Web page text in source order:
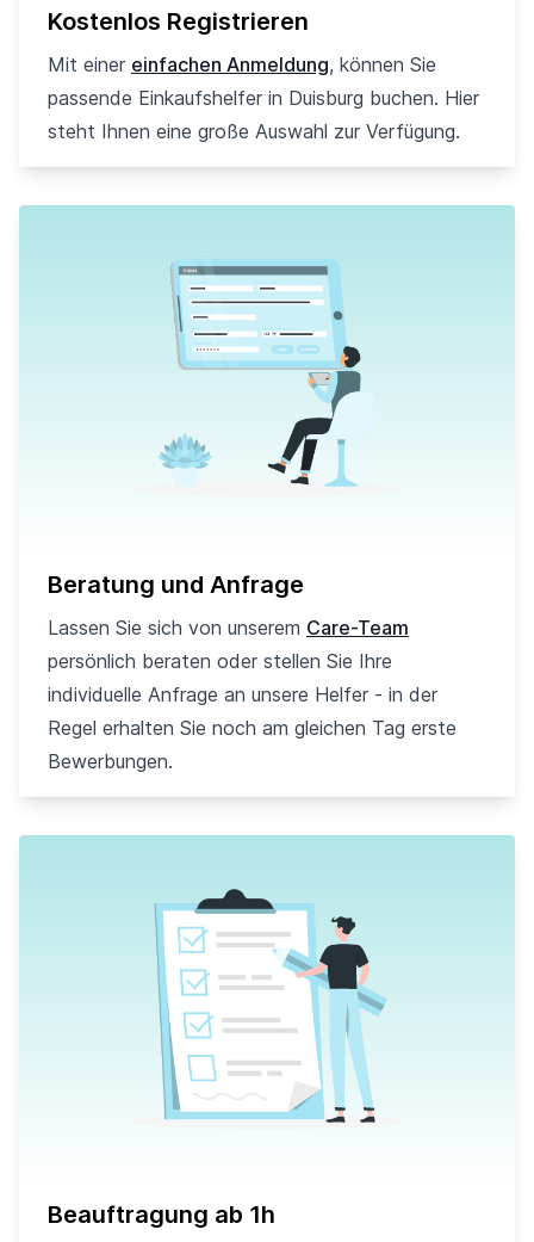
Kostenlos Registrieren
Mit einer einfachen Anmeldung, können Sie
passende Einkaufshelfer in Duisburg buchen. Hier
steht Ihnen eine große Auswahl zur Verfügung.
Beratung und Anfrage
Lassen Sie sich von unserem Care-Team
persönlich beraten oder stellen Sie Ihre
individuelle Anfrage an unsere Helfer - in der
Regel erhalten Sie noch am gleichen Tag erste
Bewerbungen.
Beauftragung ab 1h